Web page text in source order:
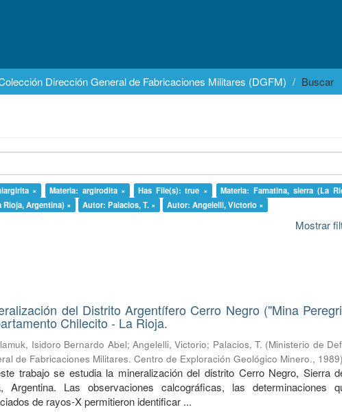
Dirección General de Fabricaciones Militares (DGFM) Buscar
× Materia: argirodita × Has File(s): true ×
Materia: Famatina, sierra (La
Rioja, Argentina) × Autor: Palacios, T. × Autor: Angelelli, Victorio ×
Mostrar
del Distrito Argentífero Cerro Negro ("Mina
Chilecito - La Rioja.
Isidoro Bernardo Abel; Angelelli, Victorio; Palacios, T. (Ministerio de
de Fabricaciones Militares. Centro de Exploración Geológico Minero., 1989)
trabajo se estudia la mineralización del distrito Cerro Negro, Sierra
Argentina. Las observaciones calcográficas, las determinaciones
de rayos-X permitieron identificar ...